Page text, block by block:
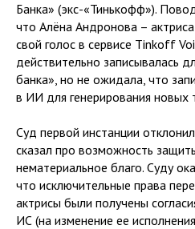
Банка» (экс-«Тинькофф»).
что Алёна Андронова –
свой голос в сервисе Tinkoff
действительно записывалась
банка», но не ожидала, что
в ИИ для генерирования новых
Суд первой инстанции
сказал про возможность
нематериальное благо. Суду
что исключительные права
актрисы были получены
ИС (на изменение ее